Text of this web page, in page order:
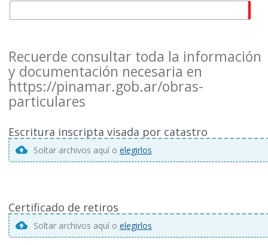
Recuerde consultar toda la información
y documentación necesaria en
https://pinamar.gob.ar/obras-
particulares
Escritura inscripta visada por catastro
Soltar archivos aquí o elegirlos
Certificado de retiros
Soltar archivos aquí o elegirlos